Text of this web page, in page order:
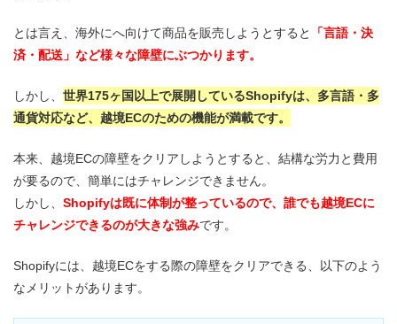
とは言え、海外にへ向けて商品を販売しようとすると
「言語・決
済・配送」など様々な障壁にぶつかります。
しかし、 世界175ヶ国以上で展開しているShopifyは、多言語・多
通貨対応など、越境ECのための機能が満載です。
本来、越境ECの障壁をクリアしようとすると、結構な労力と費用
が要るので、簡単にはチャレンジできません。
しかし、 Shopifyは既に体制が整っているので、誰でも越境ECに
チャレンジできるのが大きな強みです。
Shopifyには、越境ECをする際の障壁をクリアできる、以下のよう
なメリットがあります。